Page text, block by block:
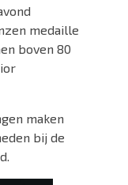
medaille
boven 80
maken
bij de